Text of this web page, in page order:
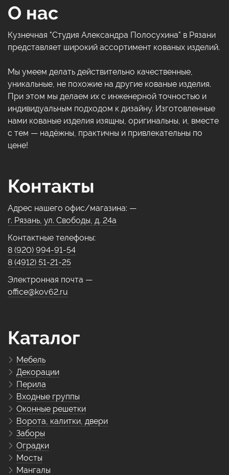
О нас
Кузнечная "Студия Александра Полосухина" в Рязани
представляет широкий ассортимент кованых изделий.
Мы умеем делать действительно качественные,
уникальные, не похожие на другие кованые изделия.
При этом мы делаем их с инженерной точностью и
индивидуальным подходом к дизайну. Изготовленные
нами кованые изделия изящны, оригинальны, и, вместе
с тем — надёжны, практичны и привлекательны по
цене!
Контакты
Адрес нашего офис/магазина: —
г. Рязань, ул. Свободы, д. 24а
Контактные телефоны:
8 (920) 994-91-54
8 (4912) 51-21-25
Электронная почта —
office@kov62.ru
Каталог
Мебель
Декорации
Перила
Входные группы
Оконные решетки
Ворота, калитки, двери
Заборы
Оградки
Мосты
Мангалы